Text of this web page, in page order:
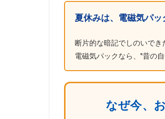
夏休みは、電磁気パッ
断片的な暗記でしのいでき
電磁気パックなら、"昔の
なぜ今、